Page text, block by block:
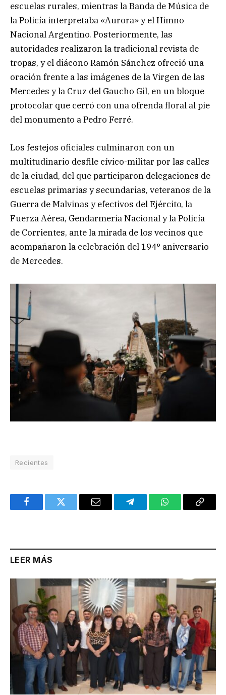
escuelas rurales, mientras la Banda de Música de
la Policía interpretaba «Aurora» y el Himno
Nacional Argentino. Posteriormente, las
autoridades realizaron la tradicional revista de
tropas, y el diácono Ramón Sánchez ofreció una
oración frente a las imágenes de la Virgen de las
Mercedes y la Cruz del Gaucho Gil, en un bloque
protocolar que cerró con una ofrenda floral al pie
del monumento a Pedro Ferré.
Los festejos oficiales culminaron con un
multitudinario desfile cívico-militar por las calles
de la ciudad, del que participaron delegaciones de
escuelas primarias y secundarias, veteranos de la
Guerra de Malvinas y efectivos del Ejército, la
Fuerza Aérea, Gendarmería Nacional y la Policía
de Corrientes, ante la mirada de los vecinos que
acompañaron la celebración del 194° aniversario
de Mercedes.
Recientes
FacebookTwitter Email TelegramWhatsAppCopy
LEER MÁS